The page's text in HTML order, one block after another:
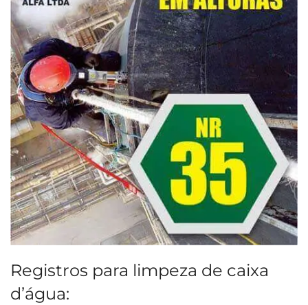
Registros para limpeza de caixa
d’água: